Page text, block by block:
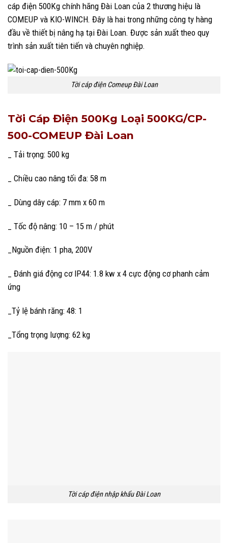
cáp điện 500Kg chính hãng Đài Loan của 2 thương hiệu là
COMEUP và KIO-WINCH. Đây là hai trong những công ty hàng
đầu về thiết bị nâng hạ tại Đài Loan. Được sản xuất theo quy
trình sản xuất tiên tiến và chuyên nghiệp.
Tời cáp điện Comeup Đài Loan
Tời Cáp Điện 500Kg Loại 500KG/CP-
500-COMEUP Đài Loan
_ Tải trọng: 500 kg
_ Chiều cao nâng tối đa: 58 m
_ Dùng dây cáp: 7 mm x 60 m
_ Tốc độ nâng: 10 – 15 m / phút
_Nguồn điện: 1 pha, 200V
_ Đánh giá động cơ IP44: 1.8 kw x 4 cực động cơ phanh cảm
ứng
_Tỷ lệ bánh răng: 48: 1
_Tổng trọng lượng: 62 kg
Tời cáp điện nhập khẩu Đài Loan